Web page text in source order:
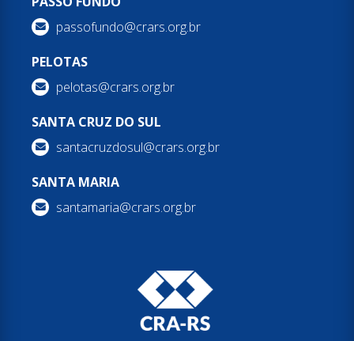
passofundo@crars.org.br
PELOTAS
pelotas@crars.org.br
SANTA CRUZ DO SUL
santacruzdosul@crars.org.br
SANTA MARIA
santamaria@crars.org.br